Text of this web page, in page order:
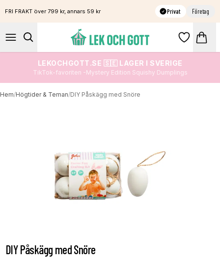
FRI FRAKT över 799 kr, annars 59 kr Privat Företag
LEKOCHGOTT.SE 🇸🇪 LAGER I SVERIGE
TikTok-favoriten -Mystery Edition Squishy Dumplings
Hem/Högtider & Teman/DIY Påskägg med Snöre
DIY Påskägg med Snöre